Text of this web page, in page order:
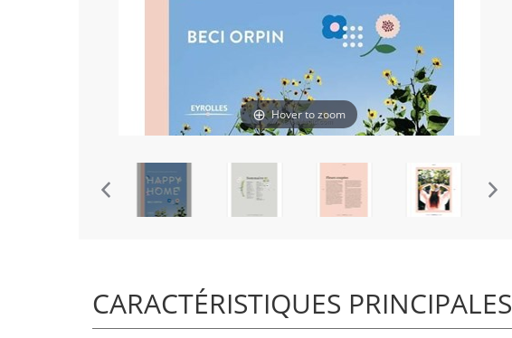
Hover to zoom
CARACTÉRISTIQUES PRINCIPALES